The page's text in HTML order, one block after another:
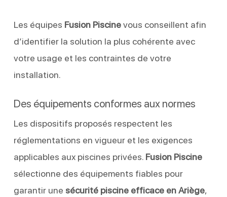
Les équipes Fusion Piscinevous conseillent afin
d’identifier la solution la plus cohérente avec
votre usage et les contraintes de votre
installation.
Des équipements conformes aux normes
Les dispositifs proposés respectent les
réglementations en vigueur et les exigences
applicables aux piscines privées. Fusion Piscine
sélectionne des équipements fiables pour
garantir une sécurité piscine efficace en Ariège,